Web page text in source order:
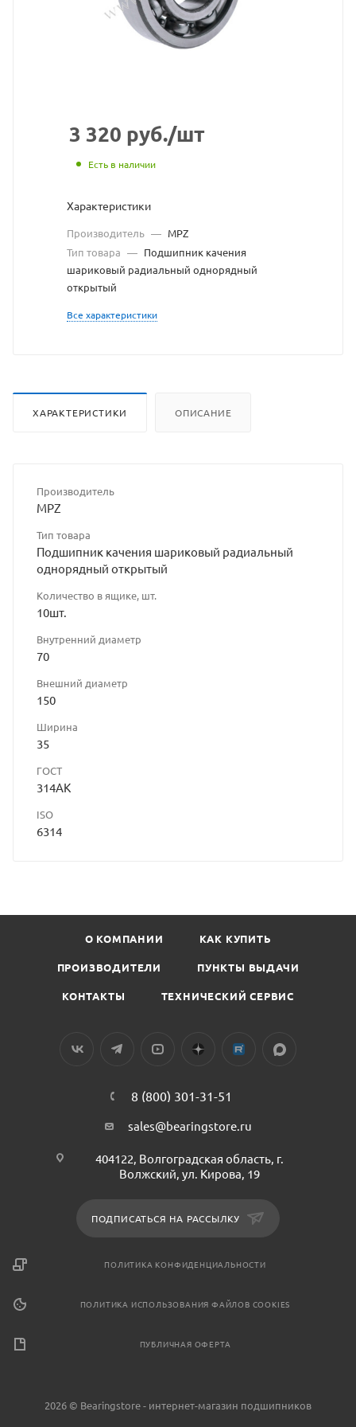
3 320 руб./шт
Есть в наличии
Характеристики
Производитель — MPZ
Тип товара — Подшипник качения
шариковый радиальный однорядный
открытый
Все характеристики
ХАРАКТЕРИСТИКИ ОПИСАНИЕ
Производитель
MPZ
Тип товара
Подшипник качения шариковый радиальный
однорядный открытый
Количество в ящике, шт.
10шт.
Внутренний диаметр
70
Внешний диаметр
150
Ширина
35
ГОСТ
314АК
ISO
6314
О КОМПАНИИ КАК КУПИТЬ
ПРОИЗВОДИТЕЛИ ПУНКТЫ ВЫДАЧИ
КОНТАКТЫ ТЕХНИЧЕСКИЙ СЕРВИС
8 (800) 301-31-51
sales@bearingstore.ru
404122, Волгоградская область, г.
Волжский, ул. Кирова, 19
ПОДПИСАТЬСЯ НА РАССЫЛКУ
ПОЛИТИКА КОНФИДЕНЦИАЛЬНОСТИ
ПОЛИТИКА ИСПОЛЬЗОВАНИЯ ФАЙЛОВ COOKIES
ПУБЛИЧНАЯ ОФЕРТА
2026 © Bearingstore - интернет-магазин подшипников